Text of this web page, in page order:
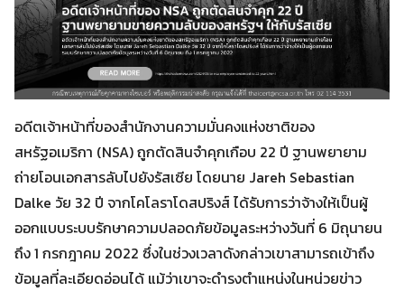
อดีตเจ้าหน้าที่ของสำนักงานความมั่นคงแห่งชาติของ
สหรัฐอเมริกา (NSA) ถูกตัดสินจำคุกเกือบ 22 ปี ฐานพยายาม
ถ่ายโอนเอกสารลับไปยังรัสเซีย โดยนาย Jareh Sebastian
Dalke วัย 32 ปี จากโคโลราโดสปริงส์ ได้รับการว่าจ้างให้เป็นผู้
ออกแบบระบบรักษาความปลอดภัยข้อมูลระหว่างวันที่ 6 มิถุนายน
ถึง 1 กรกฎาคม 2022 ซึ่งในช่วงเวลาดังกล่าวเขาสามารถเข้าถึง
ข้อมูลที่ละเอียดอ่อนได้ แม้ว่าเขาจะดำรงตำแหน่งในหน่วยข่าว